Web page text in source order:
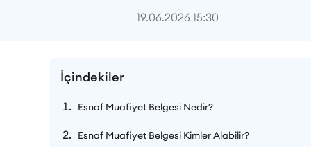
19.06.2026 15:30
İçindekiler
Esnaf Muafiyet Belgesi Nedir?
Esnaf Muafiyet Belgesi Kimler Alabilir?